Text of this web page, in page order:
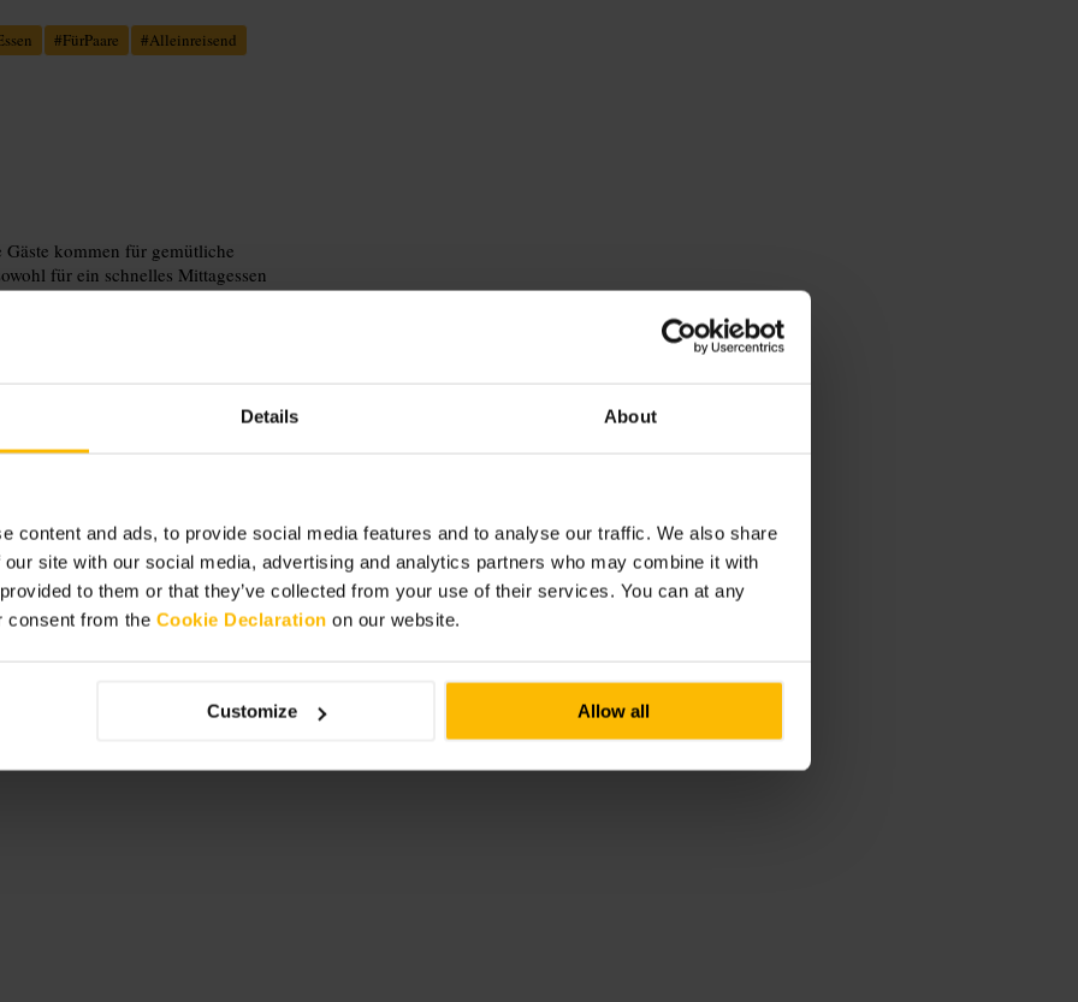
Details About
content and ads, to provide social media features and to analyse our traffic. We also share
site with our social media, advertising and analytics partners who may combine it with
to them or that they’ve collected from your use of their services. You can at any
consent from the Cookie Declaration on our website.
Customize Allow all
#FürPaare #Alleinreisend
kommen für gemütliche
für ein schnelles Mittagessen
Teilen Sie bei der Buchung
mit etwas Zeit für den Service,
lounge